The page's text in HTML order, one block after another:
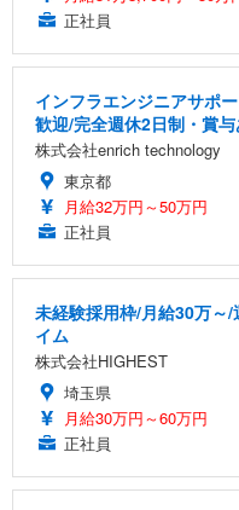
正社員
インフラエンジニアサポ
歓迎/完全週休2日制・賞与
株式会社enrich technology
東京都
月給32万円～50万円
正社員
未経験採用枠/月給30万～
イム
株式会社HIGHEST
埼玉県
月給30万円～60万円
正社員